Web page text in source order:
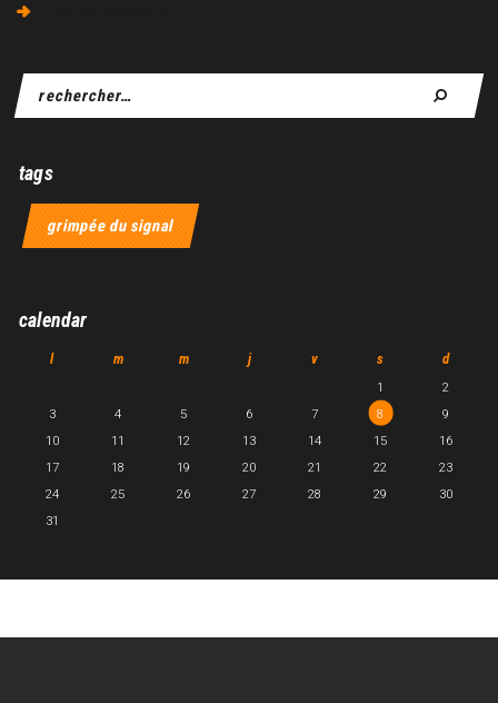
tags
grimpée du signal
calendar
l m m j v s d
1
2
3
4 5 6 7 8
9
10
11 12 13 14 15
16
17
18 19 20 21 22
23
24
25 26 27 28 29
30
31